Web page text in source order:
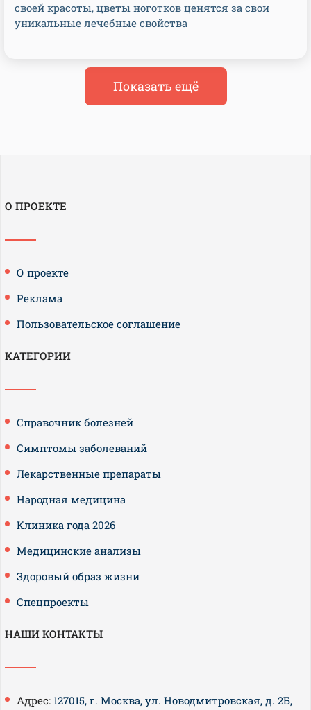
своей красоты, цветы ноготков ценятся за свои
уникальные лечебные свойства
Показать ещё
О ПРОЕКТЕ
О проекте
Реклама
Пользовательское соглашение
КАТЕГОРИИ
Справочник болезней
Симптомы заболеваний
Лекарственные препараты
Народная медицина
Клиника года 2026
Медицинские анализы
Здоровый образ жизни
Спецпроекты
НАШИ КОНТАКТЫ
Адрес: 127015, г. Москва, ул. Новодмитровская, д. 2Б,